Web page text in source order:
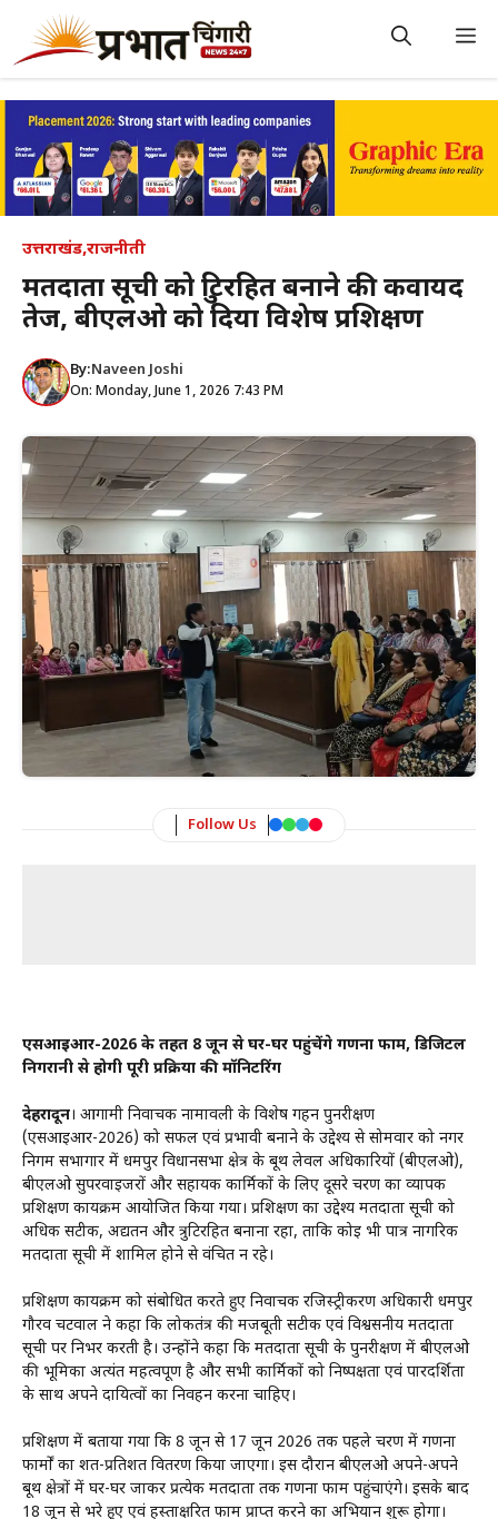
content
उत्तराखंड,राजनीती
मतदाता सूची को त्रुटिरहित बनाने की कवायद
तेज, बीएलओ को दिया विशेष प्रशिक्षण
By:Naveen Joshi
On: Monday, June 1, 2026 7:43 PM
Follow Us
एसआईआर-2026 के तहत 8 जून से घर-घर पहुंचेंगे गणना फार्म, डिजिटल
निगरानी से होगी पूरी प्रक्रिया की मॉनिटरिंग
देहरादून। आगामी निर्वाचक नामावली के विशेष गहन पुनरीक्षण
(एसआईआर-2026) को सफल एवं प्रभावी बनाने के उद्देश्य से सोमवार को नगर
निगम सभागार में धर्मपुर विधानसभा क्षेत्र के बूथ लेवल अधिकारियों (बीएलओ),
बीएलओ सुपरवाइजरों और सहायक कार्मिकों के लिए दूसरे चरण का व्यापक
प्रशिक्षण कार्यक्रम आयोजित किया गया। प्रशिक्षण का उद्देश्य मतदाता सूची को
अधिक सटीक, अद्यतन और त्रुटिरहित बनाना रहा, ताकि कोई भी पात्र नागरिक
मतदाता सूची में शामिल होने से वंचित न रहे।
प्रशिक्षण कार्यक्रम को संबोधित करते हुए निर्वाचक रजिस्ट्रीकरण अधिकारी धर्मपुर
गौरव चटवाल ने कहा कि लोकतंत्र की मजबूती सटीक एवं विश्वसनीय मतदाता
सूची पर निर्भर करती है। उन्होंने कहा कि मतदाता सूची के पुनरीक्षण में बीएलओ
की भूमिका अत्यंत महत्वपूर्ण है और सभी कार्मिकों को निष्पक्षता एवं पारदर्शिता
के साथ अपने दायित्वों का निर्वहन करना चाहिए।
प्रशिक्षण में बताया गया कि 8 जून से 17 जून 2026 तक पहले चरण में गणना
फार्मों का शत-प्रतिशत वितरण किया जाएगा। इस दौरान बीएलओ अपने-अपने
बूथ क्षेत्रों में घर-घर जाकर प्रत्येक मतदाता तक गणना फार्म पहुंचाएंगे। इसके बाद
18 जून से भरे हुए एवं हस्ताक्षरित फार्म प्राप्त करने का अभियान शुरू होगा।